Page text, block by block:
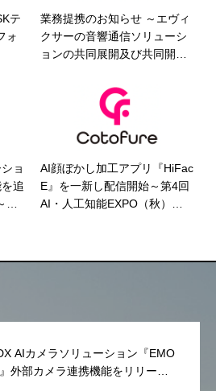
テ
ォ
業務提携のお知らせ ～エヴィ
クサーの音響通信ソリューシ
ョンの共同展開及び共同開発
ョ
追
AI顔ぼかし加工アプリ『HiFac
E』を一新し配信開始～第4回
AI・人工知能EXPO（秋）に
AIカメラソリューション『EMO
外部カメラ連携機能をリリース